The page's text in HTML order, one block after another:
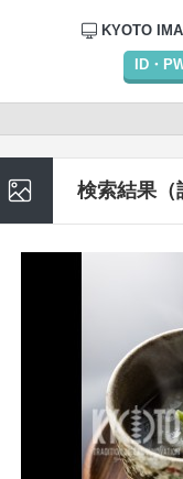
KYOTO
ID・
検索結果（